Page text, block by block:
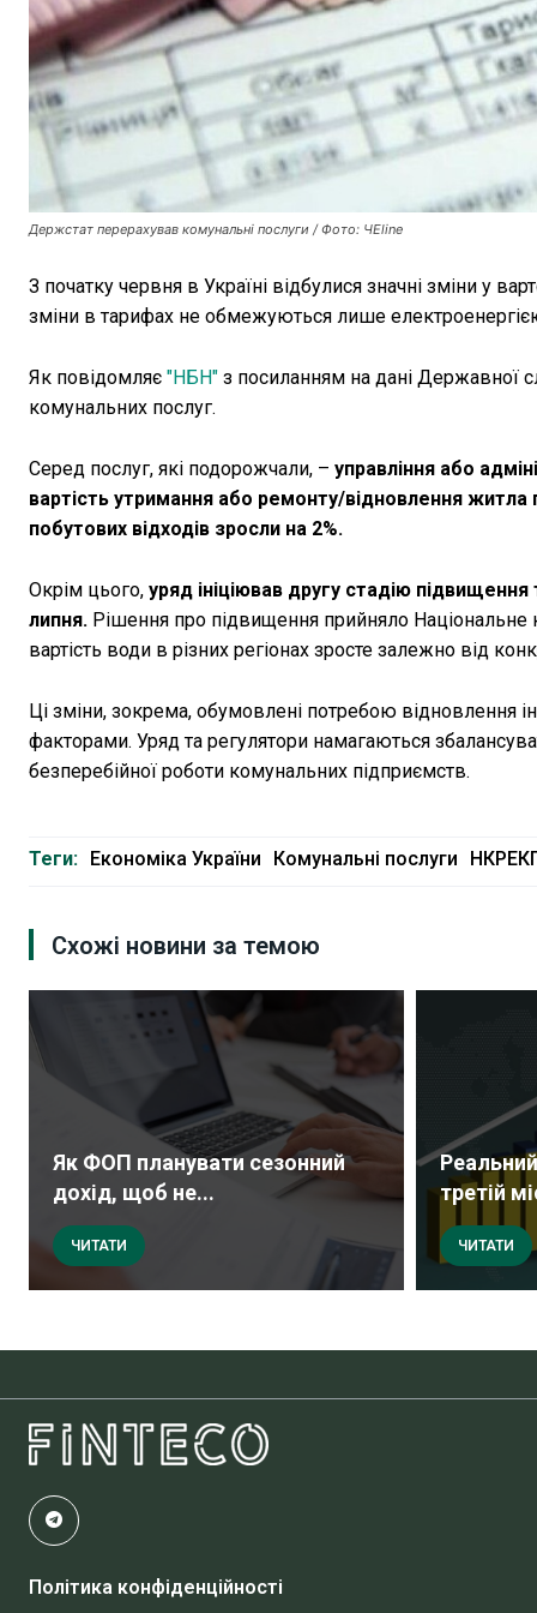
Держстат перерахував комунальні послуги / Фото: ЧЕline
З початку червня в Україні відбулися значні зміни у
зміни в тарифах не обмежуються лише
Як повідомляє "НБН" з посиланням на дані Державної
комунальних послуг.
Серед послуг, які подорожчали, – управління або
вартість утримання або ремонту/відновлення житла
побутових відходів зросли на 2%.
Окрім цього, уряд ініціював другу стадію
липня. Рішення про підвищення прийняло Національне
вартість води в різних регіонах зросте залежно від
Ці зміни, зокрема, обумовлені потребою відновлення
факторами. Уряд та регулятори намагаються
безперебійної роботи комунальних підприємств.
Теги: Економіка України Комунальні послуги
Схожі новини за темою
Як ФОП планувати сезонний
дохід, щоб не...
ЧИТАТИ
третій
ЧИТАТИ
Політика конфіденційності